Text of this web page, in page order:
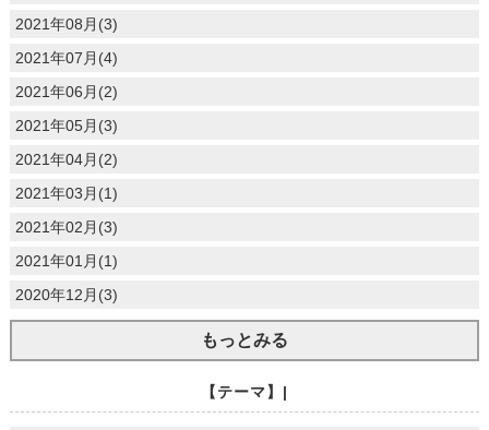
2021年08月(3)
2021年07月(4)
2021年06月(2)
2021年05月(3)
2021年04月(2)
2021年03月(1)
2021年02月(3)
2021年01月(1)
2020年12月(3)
もっとみる
【テーマ】|